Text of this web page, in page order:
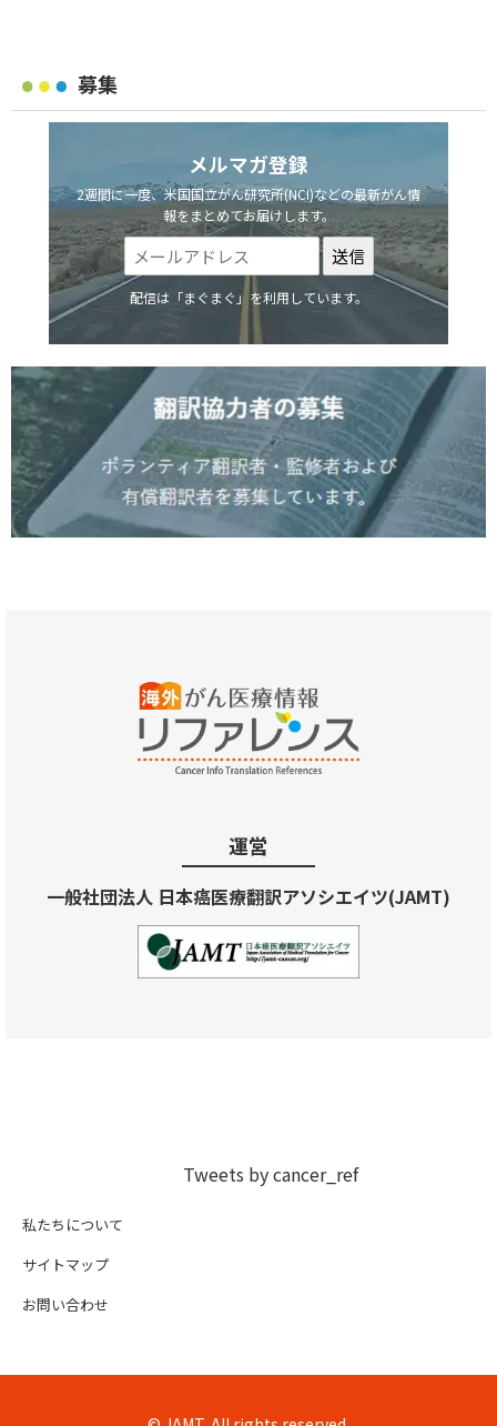
募集
メルマガ登録
2週間に一度、米国国立がん研究所(NCI)などの最新がん情
報をまとめてお届けします。
配信は「まぐまぐ」を利用しています。
運営
一般社団法人 日本癌医療翻訳アソシエイツ(JAMT)
Tweets by cancer_ref
私たちについて
サイトマップ
お問い合わせ